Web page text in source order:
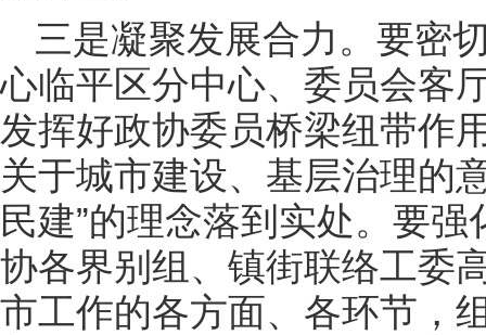
三是凝聚发展合力。要密
心临平区分中心、委员会客
发挥好政协委员桥梁纽带作
关于城市建设、基层治理的
民建”的理念落到实处。要
协各界别组、镇街联络工委
市工作的各方面、各环节，